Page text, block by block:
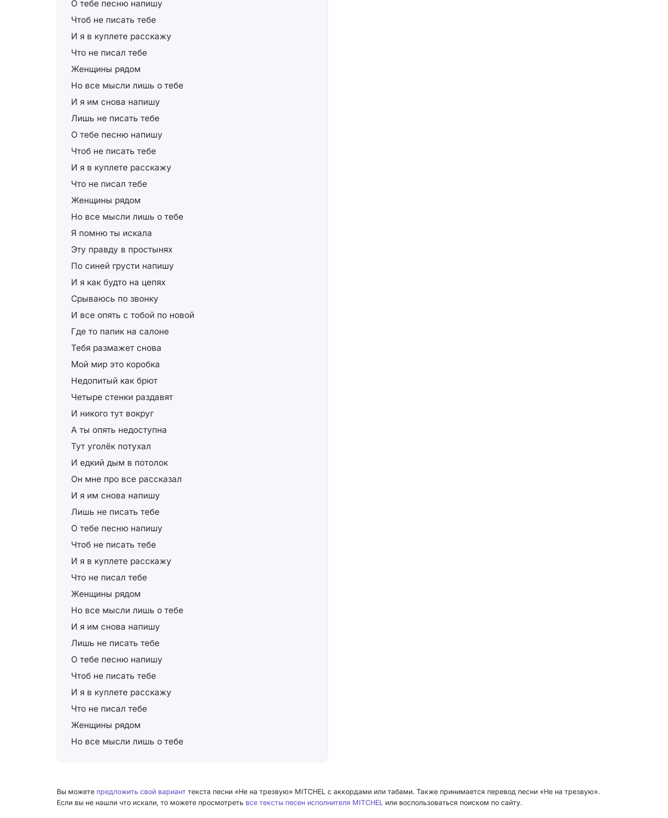
О тебе песню напишу
Чтоб не писать тебе
И я в куплете расскажу
Что не писал тебе
Женщины рядом
Но все мысли лишь о тебе
И я им снова напишу
Лишь не писать тебе
О тебе песню напишу
Чтоб не писать тебе
И я в куплете расскажу
Что не писал тебе
Женщины рядом
Но все мысли лишь о тебе
Я помню ты искала
Эту правду в простынях
По синей грусти напишу
И я как будто на цепях
Срываюсь по звонку
И все опять с тобой по новой
Где то папик на салоне
Тебя размажет снова
Мой мир это коробка
Недопитый как брют
Четыре стенки раздавят
И никого тут вокруг
А ты опять недоступна
Тут уголёк потухал
И едкий дым в потолок
Он мне про все рассказал
И я им снова напишу
Лишь не писать тебе
О тебе песню напишу
Чтоб не писать тебе
И я в куплете расскажу
Что не писал тебе
Женщины рядом
Но все мысли лишь о тебе
И я им снова напишу
Лишь не писать тебе
О тебе песню напишу
Чтоб не писать тебе
И я в куплете расскажу
Что не писал тебе
Женщины рядом
Но все мысли лишь о тебе
Вы можете предложить свой вариант текста песни «Не на трезвую» MITCHEL с аккордами или табами. Также принимается перевод песни «Не на трезвую».
Если вы не нашли что искали, то можете просмотреть все тексты песен исполнителя MITCHEL или воспользоваться поиском по сайту.